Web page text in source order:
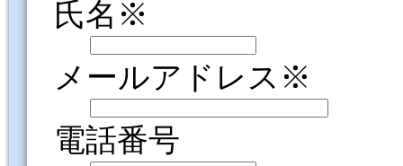
氏名※
メールアドレス※
電話番号